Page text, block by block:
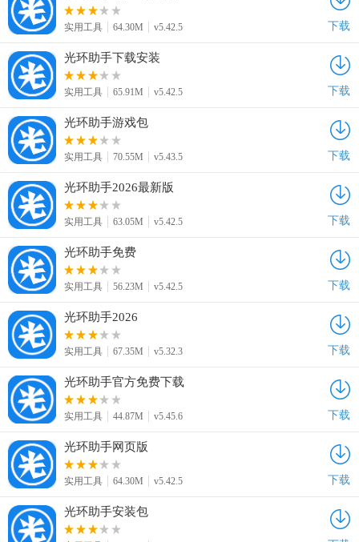
实用工具 64.30M v5.42.5 下载
光环助手下载安装
实用工具 65.91M v5.42.5 下载
光环助手游戏包
实用工具 70.55M v5.43.5 下载
光环助手2026最新版
实用工具 63.05M v5.42.5 下载
光环助手免费
实用工具 56.23M v5.42.5 下载
光环助手2026
实用工具 67.35M v5.32.3 下载
光环助手官方免费下载
实用工具 44.87M v5.45.6 下载
光环助手网页版
实用工具 64.30M v5.42.5 下载
光环助手安装包